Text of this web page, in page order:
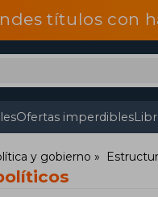
títulos con
Ofertas imperdibles
y gobierno